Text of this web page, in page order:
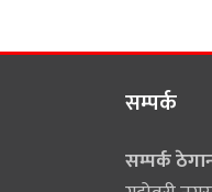
सम्पर्क
सम्पर्क